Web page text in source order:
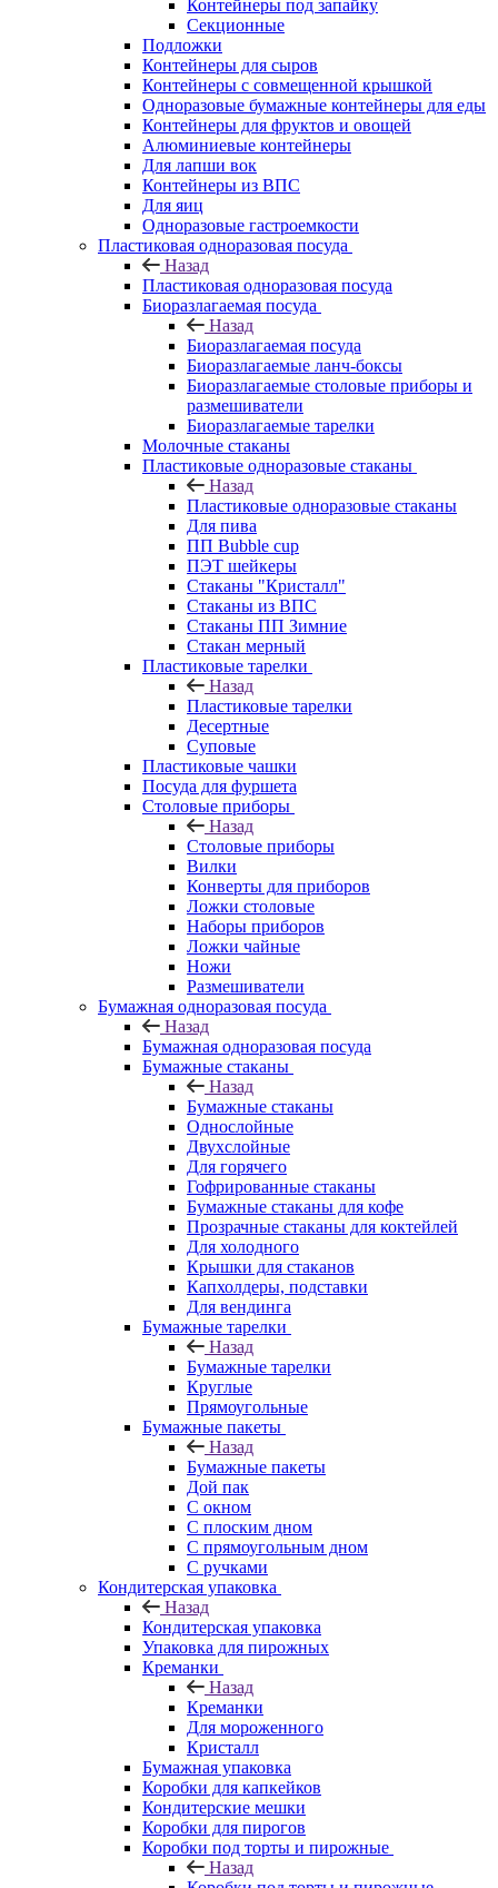
Контейнеры под запайку
Секционные
Подложки
Контейнеры для сыров
Контейнеры с совмещенной крышкой
Одноразовые бумажные контейнеры для еды
Контейнеры для фруктов и овощей
Алюминиевые контейнеры
Для лапши вок
Контейнеры из ВПС
Для яиц
Одноразовые гастроемкости
Пластиковая одноразовая посуда
Назад
Пластиковая одноразовая посуда
Биоразлагаемая посуда
Назад
Биоразлагаемая посуда
Биоразлагаемые ланч-боксы
Биоразлагаемые столовые приборы и
размешиватели
Биоразлагаемые тарелки
Молочные стаканы
Пластиковые одноразовые стаканы
Назад
Пластиковые одноразовые стаканы
Для пива
ПП Bubble cup
ПЭТ шейкеры
Стаканы "Кристалл"
Стаканы из ВПС
Стаканы ПП Зимние
Стакан мерный
Пластиковые тарелки
Назад
Пластиковые тарелки
Десертные
Суповые
Пластиковые чашки
Посуда для фуршета
Столовые приборы
Назад
Столовые приборы
Вилки
Конверты для приборов
Ложки столовые
Наборы приборов
Ложки чайные
Ножи
Размешиватели
Бумажная одноразовая посуда
Назад
Бумажная одноразовая посуда
Бумажные стаканы
Назад
Бумажные стаканы
Однослойные
Двухслойные
Для горячего
Гофрированные стаканы
Бумажные стаканы для кофе
Прозрачные стаканы для коктейлей
Для холодного
Крышки для стаканов
Капхолдеры, подставки
Для вендинга
Бумажные тарелки
Назад
Бумажные тарелки
Круглые
Прямоугольные
Бумажные пакеты
Назад
Бумажные пакеты
Дой пак
С окном
С плоским дном
С прямоугольным дном
С ручками
Кондитерская упаковка
Назад
Кондитерская упаковка
Упаковка для пирожных
Креманки
Назад
Креманки
Для мороженного
Кристалл
Бумажная упаковка
Коробки для капкейков
Кондитерские мешки
Коробки для пирогов
Коробки под торты и пирожные
Назад